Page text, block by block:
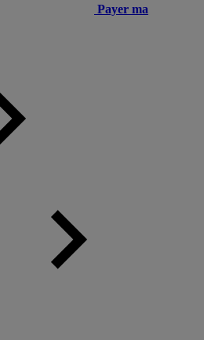
Payer ma